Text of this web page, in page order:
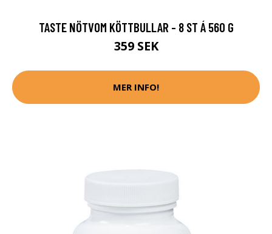
TASTE NÖTVOM KÖTTBULLAR - 8 ST Á 560 G
359 SEK
MER INFO!